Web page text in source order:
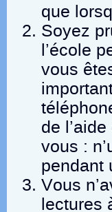
que
Soyez
l’école
vous
de
vous :
pendant
Vous
lectures